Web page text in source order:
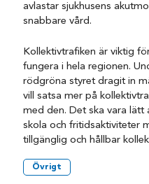
avlastar sjukhusens
snabbare vård.
Kollektivtrafiken är viktig
fungera i hela regionen.
rödgröna styret dragit in
vill satsa mer på
med den. Det ska vara
skola och fritidsaktiviteter
tillgänglig och hållbar
Övrigt